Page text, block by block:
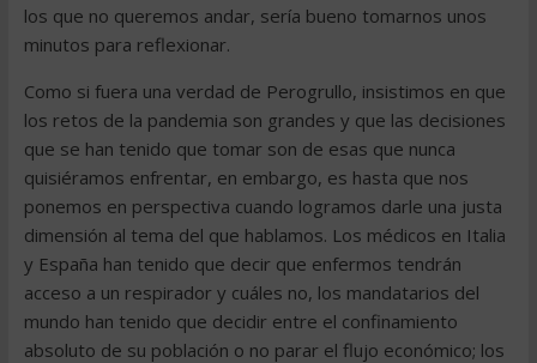
los que no queremos andar, sería bueno tomarnos unos
minutos para reflexionar.
Como si fuera una verdad de Perogrullo, insistimos en que
los retos de la pandemia son grandes y que las decisiones
que se han tenido que tomar son de esas que nunca
quisiéramos enfrentar, en embargo, es hasta que nos
ponemos en perspectiva cuando logramos darle una justa
dimensión al tema del que hablamos. Los médicos en Italia
y España han tenido que decir que enfermos tendrán
acceso a un respirador y cuáles no, los mandatarios del
mundo han tenido que decidir entre el confinamiento
absoluto de su población o no parar el flujo económico; los